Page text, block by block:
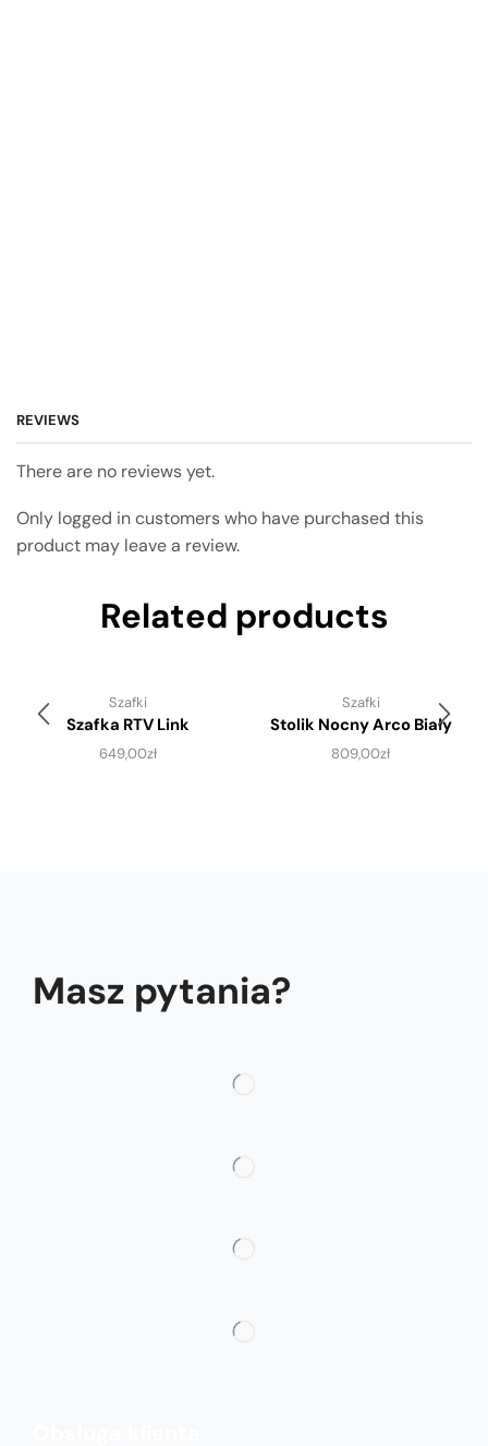
REVIEWS
There are no reviews yet.
Only logged in customers who have purchased this
product may leave a review.
Related products
Szafki
Szafka RTV Link
649,00zł
Szafki
Stolik Nocny Arco Biały
809,00zł
Masz pytania?